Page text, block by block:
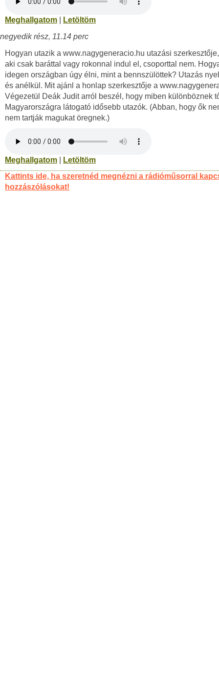
Meghallgatom
Letöltöm
negyedik rész, 11.14 perc
Hogyan utazik a www.nagygeneracio.hu utazási
aki csak baráttal vagy rokonnal indul el, csoporttal nem.
idegen országban úgy élni, mint a bennszülöttek? Utazás
és anélkül. Mit ajánl a honlap szerkesztője a
Végezetül Deák Judit arról beszél, hogy miben különböznek
Magyarországra látogató idősebb utazók. (Abban, hogy ők
nem tartják magukat öregnek.)
Meghallgatom
Letöltöm
Kattints ide, ha szeretnéd megnézni a rádióműsorral
hozzászólásokat!